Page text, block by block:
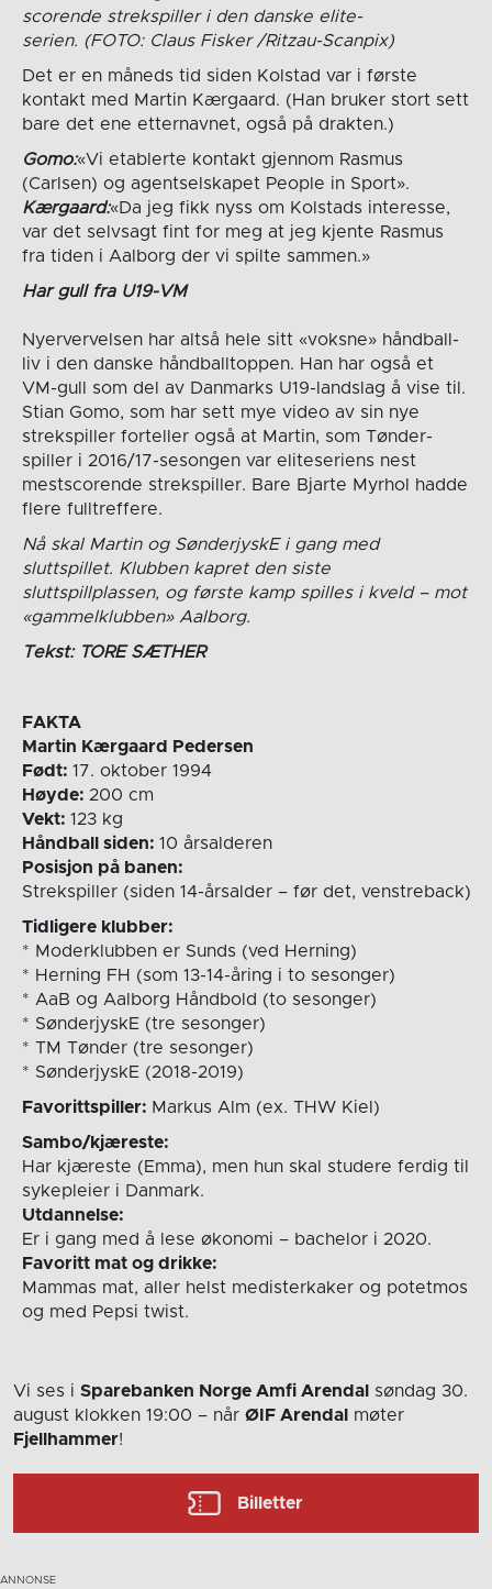
scorende strekspiller i den danske elite-
serien. (FOTO: Claus Fisker /Ritzau-Scanpix)
Det er en måneds tid siden Kolstad var i første
kontakt med Martin Kærgaard. (Han bruker stort sett
bare det ene etternavnet, også på drakten.)
Gomo:«Vi etablerte kontakt gjennom Rasmus
(Carlsen) og agentselskapet People in Sport».
Kærgaard:«Da jeg fikk nyss om Kolstads interesse,
var det selvsagt fint for meg at jeg kjente Rasmus
fra tiden i Aalborg der vi spilte sammen.»
Har gull fra U19-VM
Nyervervelsen har altså hele sitt «voksne» håndball-
liv i den danske håndballtoppen. Han har også et
VM-gull som del av Danmarks U19-landslag å vise til.
Stian Gomo, som har sett mye video av sin nye
strekspiller forteller også at Martin, som Tønder-
spiller i 2016/17-sesongen var eliteseriens nest
mestscorende strekspiller. Bare Bjarte Myrhol hadde
flere fulltreffere.
Nå skal Martin og SønderjyskE i gang med
sluttspillet. Klubben kapret den siste
sluttspillplassen, og første kamp spilles i kveld – mot
«gammelklubben» Aalborg.
Tekst: TORE SÆTHER
FAKTA
Martin Kærgaard Pedersen
Født: 17. oktober 1994
Høyde: 200 cm
Vekt: 123 kg
Håndball siden: 10 årsalderen
Posisjon på banen:
Strekspiller (siden 14-årsalder – før det, venstreback)
Tidligere klubber:
* Moderklubben er Sunds (ved Herning)
* Herning FH (som 13-14-åring i to sesonger)
* AaB og Aalborg Håndbold (to sesonger)
* SønderjyskE (tre sesonger)
* TM Tønder (tre sesonger)
* SønderjyskE (2018-2019)
Favorittspiller: Markus Alm (ex. THW Kiel)
Sambo/kjæreste:
Har kjæreste (Emma), men hun skal studere ferdig til
sykepleier i Danmark.
Utdannelse:
Er i gang med å lese økonomi – bachelor i 2020.
Favoritt mat og drikke:
Mammas mat, aller helst medisterkaker og potetmos
og med Pepsi twist.
Vi ses i Sparebanken Norge Amfi Arendal
søndag 30.
august klokken 19:00 – når ØIF Arendal
møter
Fjellhammer!
Billetter